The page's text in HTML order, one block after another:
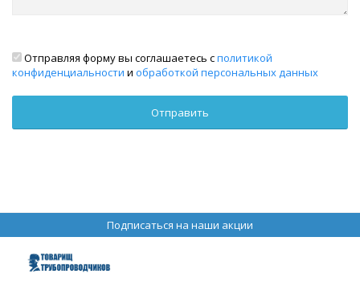
Отправляя форму вы соглашаетесь сполитикой
конфиденциальности и обработкой персональных данных
Подписаться на наши акции